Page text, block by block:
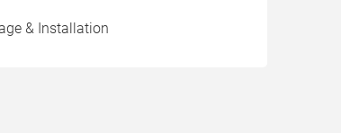
& Installation